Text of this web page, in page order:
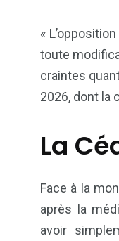
«
toute
craintes
2026, dont la
La
Face à la
après la
avoir